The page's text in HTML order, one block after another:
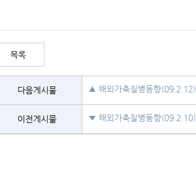
목록
다음게시물 ▲ 해외가축질병동향(09.2.12)
이전게시물 ▼ 해외가축질병동향(09.2.10)